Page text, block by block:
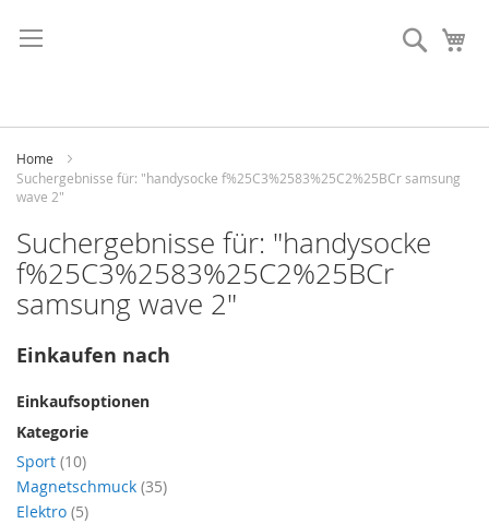
zum
Inhalt
Suche
Home
Suchergebnisse für: "handysocke f%25C3%2583%25C2%25BCr samsung
wave 2"
Suchergebnisse für: "handysocke
f%25C3%2583%25C2%25BCr
samsung wave 2"
Einkaufen nach
Einkaufsoptionen
Kategorie
Sport 10Artikel
Magnetschmuck 35Artikel
Elektro 5Artikel